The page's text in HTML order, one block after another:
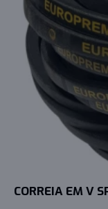
CORREIA EM V